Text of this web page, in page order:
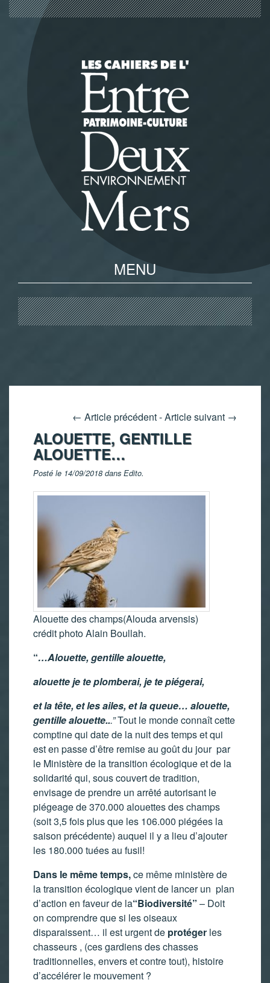
MENU
← Article précédent-Article suivant →
ALOUETTE, GENTILLE
ALOUETTE…
Posté le 14/09/2018 dans Edito.
Alouette des champs(Alouda arvensis)
crédit photo Alain Boullah.
“…Alouette, gentille alouette,
alouetteje te plomberai, je te piégerai,
et la tête, et les ailes, et la queue… alouette,
gentille alouette...”Tout le monde connaît cette
comptine qui date de la nuit des temps et qui
est en passe d’être remise au goût du jour par
le Ministère de la transition écologique et de la
solidarité qui, sous couvert de tradition,
envisage de prendre un arrêté autorisant le
piégeage de 370.000 alouettes des champs
(soit 3,5 fois plus que les 106.000 piégées la
saison précédente) auquel il y a lieu d’ajouter
les 180.000 tuées au fusil!
Dans le même temps,ce même ministère de
la transition écologique vient de lancer un plan
d’action en faveur de la“Biodiversité” – Doit
on comprendre que si les oiseaux
disparaissent… il est urgent de protéger les
chasseurs , (ces gardiens des chasses
traditionnelles, envers et contre tout), histoire
d’accélérer le mouvement ?
Panneau de gestion des cookies